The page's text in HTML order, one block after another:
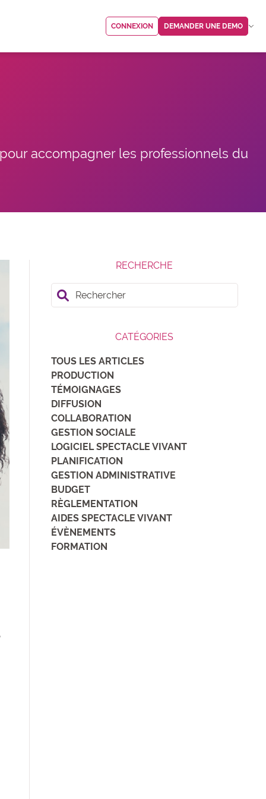
CONNEXION DEMANDER UNE DEMO
accompagner les professionnels du
RECHERCHE
Rechercher
CATÉGORIES
TOUS LES ARTICLES
PRODUCTION
TÉMOIGNAGES
DIFFUSION
COLLABORATION
GESTION SOCIALE
LOGICIEL SPECTACLE VIVANT
PLANIFICATION
GESTION ADMINISTRATIVE
BUDGET
RÈGLEMENTATION
AIDES SPECTACLE VIVANT
ÉVÈNEMENTS
FORMATION